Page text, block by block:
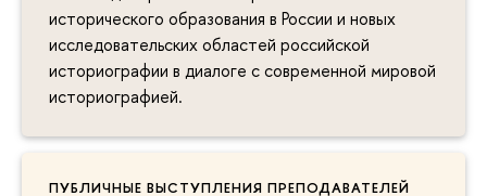
исторического образования в России и новых
исследовательских областей российской
историографии в диалоге с современной мировой
историографией.
ПУБЛИЧНЫЕ ВЫСТУПЛЕНИЯ ПРЕПОДАВАТЕЛЕЙ